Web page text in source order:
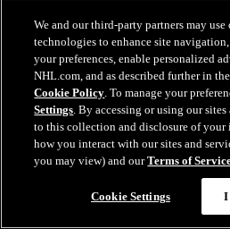
0:59
SAP Stats: Stadium Series
SAP looks at the championship
15 févr. 2020
We and our third-party partners may
technologies to enhance site
your preferences, enable personalized
NHL.com, and as described further in
Cookie Policy. To manage your
Settings. By accessing or using our
to this collection and disclosure of
how you interact with our sites and
you may view) and ourTerms of
Cookie Settings I